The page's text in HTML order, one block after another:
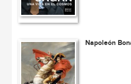
Napoleón